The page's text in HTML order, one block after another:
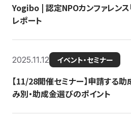
Yogibo | 認定NPOカンファレン
レポート
2025.11.12 イベント・セミナー
【11/28開催セミナー】申請する
み別・助成金選びのポイント